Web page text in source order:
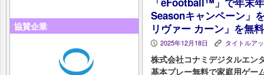
協賛企業
Seasonキャンペーン」
リヴァー カーン」を無
P 2025年12月18日 K タイトルア
株式会社コナミデジタルエン
基本プレー無料で家庭用ゲ